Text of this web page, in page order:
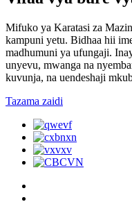
Mifuko ya Karatasi za
kampuni yetu. Bidhaa hii
madhumuni ya ufungaji.
unyevu, mwanga na
kuvunja, na uendeshaji
Tazama zaidi